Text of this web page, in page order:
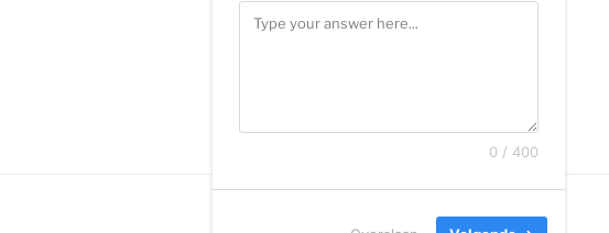
0 / 400